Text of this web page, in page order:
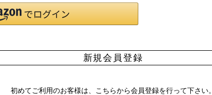
新規会員登録
初めてご利用のお客様は、こちらから会員登録を行って下さい。